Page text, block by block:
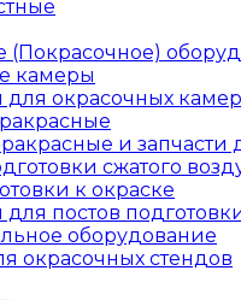
(Покрасочное)
камеры
для окрасочных камер
и запчасти
сжатого
к окраске
постов
оборудование
окрасочных стендов